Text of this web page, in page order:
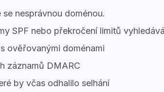
nesprávnou doménou.
SPF nebo překročení limitů
ověřovanými doménami
záznamů DMARC
by včas odhalilo selhání